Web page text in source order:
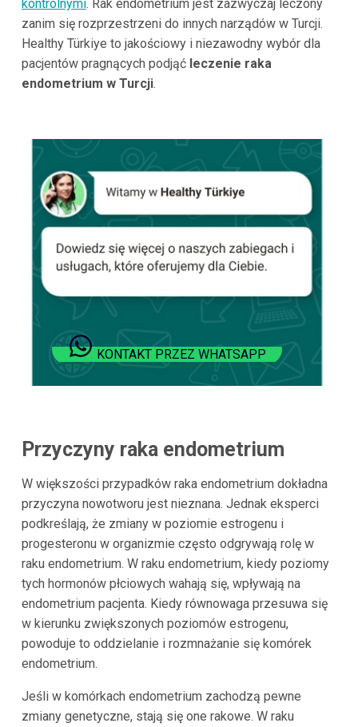
kontrolnymi. Rak endometrium jest zazwyczaj leczony
zanim się rozprzestrzeni do innych narządów w Turcji.
Healthy Türkiye to jakościowy i niezawodny wybór dla
pacjentów pragnących podjąć leczenie raka
endometrium w Turcji.
KONTAKT PRZEZ WHATSAPP
Przyczyny raka endometrium
W większości przypadków raka endometrium dokładna
przyczyna nowotworu jest nieznana. Jednak eksperci
podkreślają, że zmiany w poziomie estrogenu i
progesteronu w organizmie często odgrywają rolę w
raku endometrium. W raku endometrium, kiedy poziomy
tych hormonów płciowych wahają się, wpływają na
endometrium pacjenta. Kiedy równowaga przesuwa się
w kierunku zwiększonych poziomów estrogenu,
powoduje to oddzielanie i rozmnażanie się komórek
endometrium.
Jeśli w komórkach endometrium zachodzą pewne
zmiany genetyczne, stają się one rakowe. W raku